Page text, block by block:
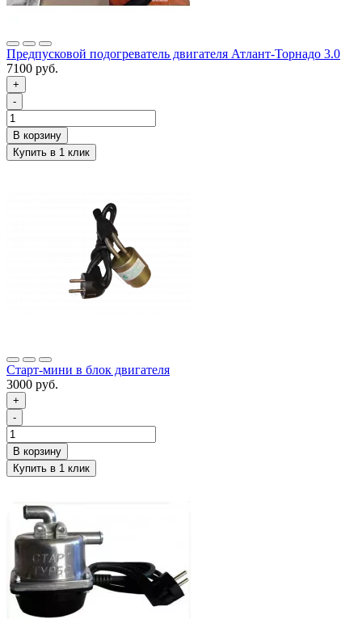
Предпусковой подогреватель двигателя Атлант-Торнадо 3.0
7100 руб.
+
-
Старт-мини в блок двигателя
3000 руб.
+
-